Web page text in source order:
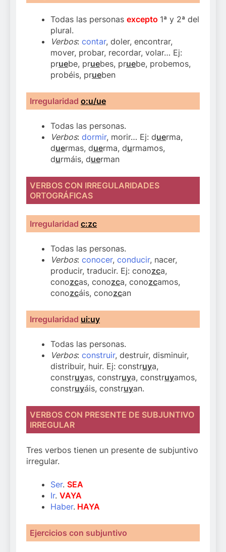
Todas las personas excepto 1ª y 2ª del
plural.
Verbos: contar, doler, encontrar,
mover, probar, recordar, volar… Ej:
pruebe, pruebes, pruebe, probemos,
probéis, prueben
Irregularidado:u/ue
Todas las personas.
Verbos: dormir, morir… Ej: duerma,
duermas, duerma, durmamos,
durmáis, duerman
VERBOS CON IRREGULARIDADES
ORTOGRÁFICAS
Irregularidadc:zc
Todas las personas.
Verbos: conocer, conducir, nacer,
producir, traducir. Ej: conozca,
conozcas, conozca, conozcamos,
conozcáis, conozcan
Irregularidad ui:uy
Todas las personas.
Verbos: construir, destruir, disminuir,
distribuir, huir. Ej: construya,
construyas, construya, construyamos,
construyáis, construyan.
VERBOS CON PRESENTE DE SUBJUNTIVO
IRREGULAR
Tres verbos tienen un presente de subjuntivo
irregular.
Ser. SEA
Ir. VAYA
Haber. HAYA
Ejercicios con subjuntivo